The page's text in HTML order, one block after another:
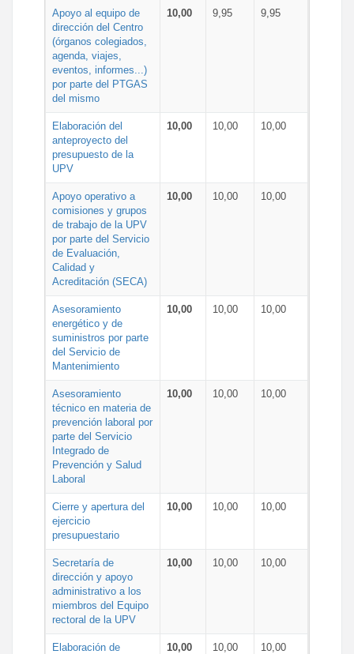
Apoyo al equipo de
dirección del Centro
(órganos colegiados,
agenda, viajes,
eventos, informes...)
por parte del PTGAS
del mismo
10,00 9,95 9,95
Elaboración del
anteproyecto del
presupuesto de la
UPV
10,00 10,00 10,00
Apoyo operativo a
comisiones y grupos
de trabajo de la UPV
por parte del Servicio
de Evaluación,
Calidad y
Acreditación (SECA)
10,00 10,00 10,00
Asesoramiento
energético y de
suministros por parte
del Servicio de
Mantenimiento
10,00 10,00 10,00
Asesoramiento
técnico en materia de
prevención laboral por
parte del Servicio
Integrado de
Prevención y Salud
Laboral
10,00 10,00 10,00
Cierre y apertura del
ejercicio
presupuestario
10,00 10,00 10,00
Secretaría de
dirección y apoyo
administrativo a los
miembros del Equipo
rectoral de la UPV
10,00 10,00 10,00
Elaboración de
10,00 10,00 10,00